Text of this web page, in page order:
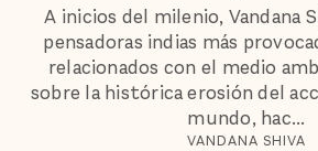
A inicios del milenio, Vandana
pensadoras indias más
relacionados con el medio
sobre la histórica erosión del
mundo, hac...
VANDANA SHIVA